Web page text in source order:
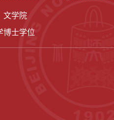
文学院
博士学位